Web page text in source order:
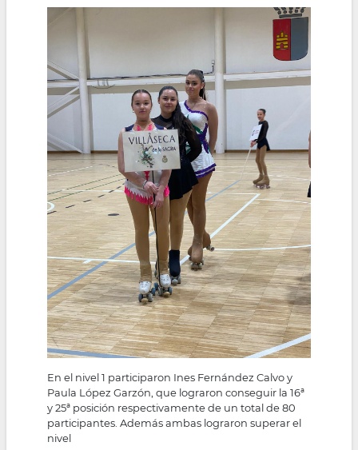
En el nivel 1 participaron Ines Fernández Calvo y
Paula López Garzón, que lograron conseguir la 16ª
y 25ª posición respectivamente de un total de 80
participantes. Además ambas lograron superar el
nivel